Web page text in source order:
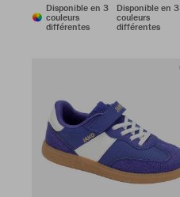
Disponible en 3
couleurs
différentes
Disponible en 3
couleurs
différentes